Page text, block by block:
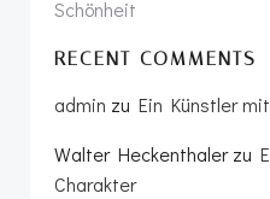
Schönheit
RECENT COMMENTS
admin zu Ein Künstler
Walter Heckenthalerzu
Charakter